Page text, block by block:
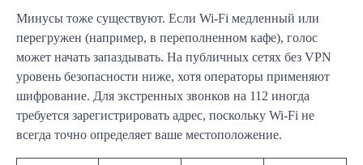
Минусы тоже существуют. Если Wi-Fi медленный или
перегружен (например, в переполненном кафе), голос
может начать запаздывать. На публичных сетях без VPN
уровень безопасности ниже, хотя операторы применяют
шифрование. Для экстренных звонков на 112 иногда
требуется зарегистрировать адрес, поскольку Wi-Fi не
всегда точно определяет ваше местоположение.